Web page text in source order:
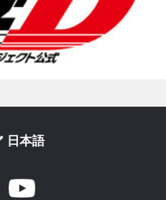
日本語
Facebook